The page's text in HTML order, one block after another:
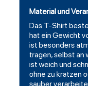
Material und
Das T-Shirt
hat ein Gewicht
ist besonders
tragen, selbst an
ist weich und
ohne zu kratzen
sauber